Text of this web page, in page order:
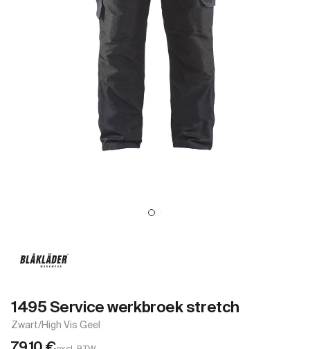
1495 Service werkbroek stretch
Zwart/High Vis Geel